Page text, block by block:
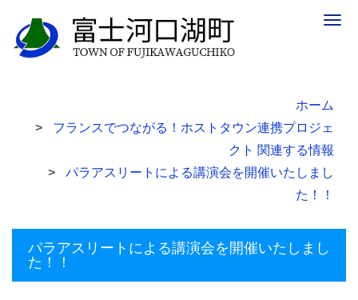
ホーム
フランスでつながる！ホストタウン連携プロジェ
クト 関連する情報
パラアスリートによる講演会を開催いたしまし
た！！
パラアスリートによる講演会を開催いたしまし
た！！